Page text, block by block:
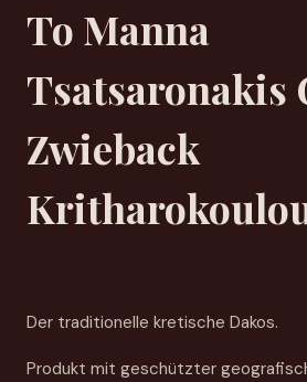
To Manna
Tsatsaronakis
Zwieback
Der traditionelle kretische Dakos.
Produkt mit geschützter